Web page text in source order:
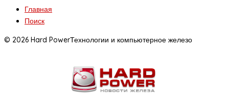
Главная
Поиск
© 2026 Hard PowerТехнологии и компьютерное железо